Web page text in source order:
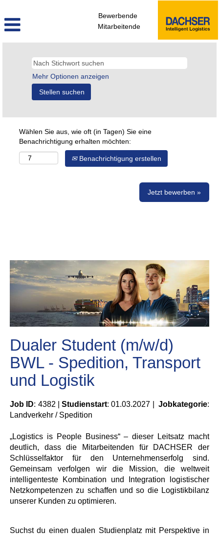
Bewerbende
Mitarbeitende
Mehr Optionen anzeigen
Wählen Sie aus, wie oft (in Tagen) Sie eine
Benachrichtigung erhalten möchten:
Benachrichtigung erstellen
Jetzt bewerben »
Dualer Student (m/w/d)
BWL - Spedition, Transport
und Logistik
Job ID: 4382 | Studienstart: 01.03.2027 | Jobkategorie:
Landverkehr / Spedition
„Logistics is People Business“ – dieser Leitsatz macht
deutlich, dass die Mitarbeitenden für DACHSER der
Schlüsselfaktor für den Unternehmenserfolg sind.
Gemeinsam verfolgen wir die Mission, die weltweit
intelligenteste Kombination und Integration logistischer
Netzkompetenzen zu schaffen und so die Logistikbilanz
unserer Kunden zu optimieren.
Suchst du einen dualen Studienplatz mit Perspektive in